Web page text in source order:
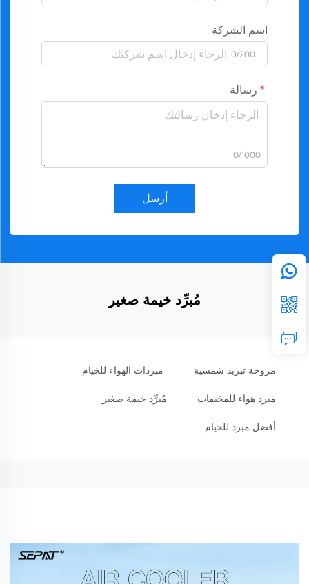
اسم الشركة
0/200
رسالة
0/1000
أرسل
مُبرِّد خيمة صغير
مروحة تبريد شمسية مبردات الهواء للخيام
مبرد هواء للمخيمات مُبرِّد خيمة صغير
أفضل مبرد للخيام